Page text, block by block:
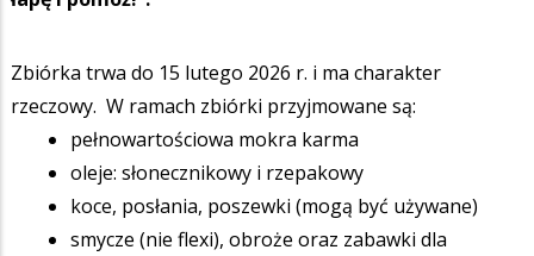
Zbiórka trwa do 15 lutego 2026 r. i ma charakter
rzeczowy. W ramach zbiórki przyjmowane są:
pełnowartościowa mokra karma
oleje: słonecznikowy i rzepakowy
koce, posłania, poszewki (mogą być używane)
smycze (nie flexi), obroże oraz zabawki dla